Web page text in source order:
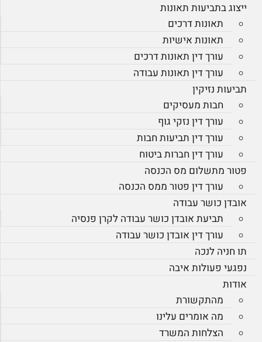
ייצוג בתביעות תאונות
תאונות דרכים
תאונות אישיות
עורך דין תאונות דרכים
עורך דין תאונות עבודה
תביעות נזיקין
חבות מעסיקים
עורך דין נזקי גוף
עורך דין תביעות חבות
עורך דין חברות ביטוח
פטור מתשלום מס הכנסה
עורך דין פטור ממס הכנסה
אובדן כושר עבודה
תביעת אובדן כושר עבודה לקרן פנסיה
עורך דין אובדן כושר עבודה
תו חניה לנכה
נפגעי פעולות איבה
אודות
מהתקשורת
מה אומרים עלינו
הצלחות המשרד